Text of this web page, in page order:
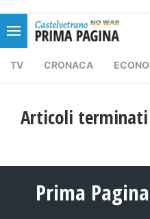
TV CRONACA
Articoli terminati
Prima